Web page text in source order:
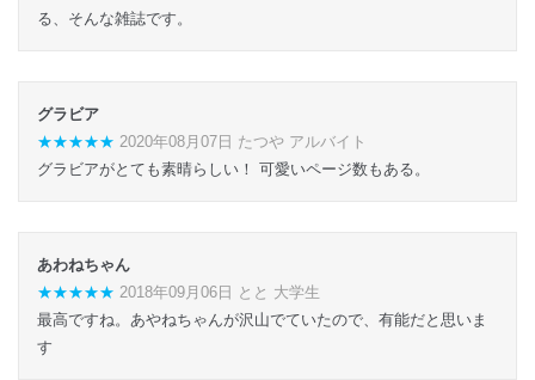
る、そんな雑誌です。
グラビア
★★★★★ 2020年08月07日 たつや アルバイト
グラビアがとても素晴らしい！ 可愛いページ数もある。
あわねちゃん
★★★★★ 2018年09月06日 とと 大学生
最高ですね。あやねちゃんが沢山でていたので、有能だと思いま
す